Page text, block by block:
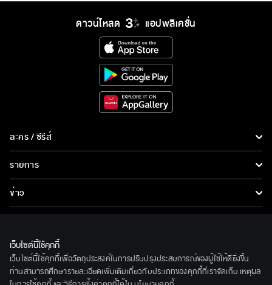
ดาวน์โหลด แอปพลิเคชั่น
ละคร / ซีรีส์
ละคร/ซีรีส์
ซีรีส์นานาชาติ
การ์ตูน & เกม
รายการ
รายการทั้งหมด
ข่าว
ข่าวทั้งหมด
ข่าวประชาสัมพันธ์
ทีวีออนไลน์
เกี่ยวกับเรา
BEC World
ติดตามเราได้ที่
เว็บไซต์นี้ใช้คุกกี้
เว็บไซต์นี้ใช้คุกกี้เพื่อวัตถุประสงค์ในการปรับปรุงประสบการณ์ของผู้ใช้ให้ดียิ่งขึ้น
ท่านสามารถศึกษารายละเอียดเพิ่มเติมเกี่ยวกับประเภทของคุกกี้ที่เราจัดเก็บ เหตุผล